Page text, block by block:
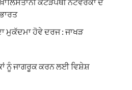
ਮੁਕੱਦਮਾ ਹੋਵੇ ਦਰਜ : ਜਾਖੜ
ਨੂੰ ਜਾਗਰੂਕ ਕਰਨ ਲਈ ਵਿਸ਼ੇਸ਼